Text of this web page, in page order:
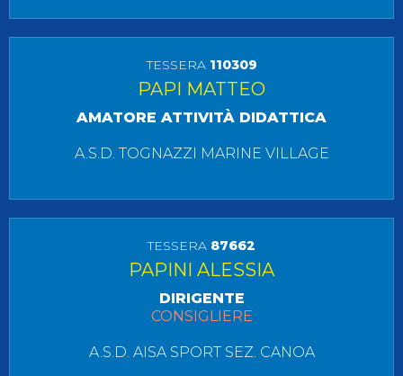
TESSERA 110309
PAPI MATTEO
AMATORE ATTIVITÀ DIDATTICA
A.S.D. TOGNAZZI MARINE VILLAGE
TESSERA 87662
PAPINI ALESSIA
DIRIGENTE
CONSIGLIERE
A.S.D. AISA SPORT SEZ. CANOA